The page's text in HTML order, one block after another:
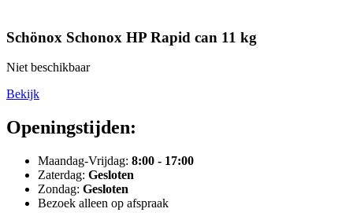
Schönox Schonox HP Rapid can 11 kg
Niet beschikbaar
Bekijk
Openingstijden:
Maandag-Vrijdag: 8:00 - 17:00
Zaterdag: Gesloten
Zondag: Gesloten
Bezoek alleen op afspraak